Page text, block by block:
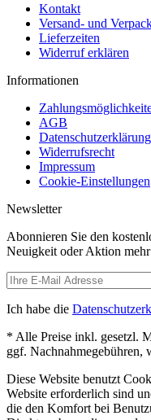
Kontakt
Versand- und
Lieferzeiten
Widerruf erklären
Informationen
AGB
Datenschutzerklärung
Widerrufsrecht
Impressum
Cookie-Einstellungen
Newsletter
Abonnieren Sie den
Neuigkeit oder Aktion
Ich habe die
* Alle Preise inkl. gesetzl.
ggf. Nachnahmegebühren,
Diese Website benutzt
Website erforderlich sind
die den Komfort bei